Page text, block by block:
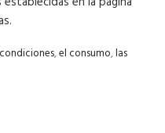
condiciones,el consumo,las